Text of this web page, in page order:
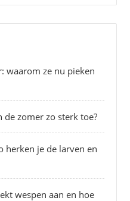
waarom ze nu pieken
zomer zo sterk toe?
herken je de larven en
wespen aan en hoe